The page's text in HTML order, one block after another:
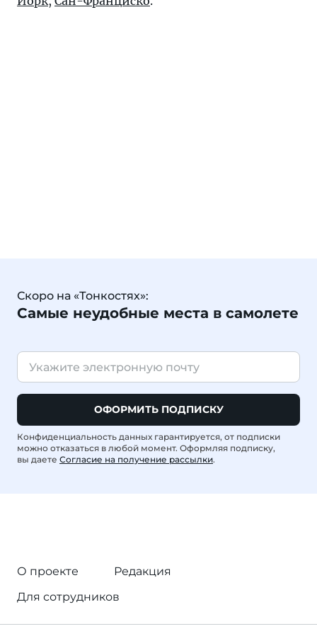
Скоро на «Тонкостях»:
Самые неудобные места в самолете
ОФОРМИТЬ ПОДПИСКУ
Конфиденциальность данных гарантируется, от подписки
можно отказаться в любой момент. Оформляя подписку,
вы даете Согласие на получение рассылки.
О проекте
Редакция
Для сотрудников